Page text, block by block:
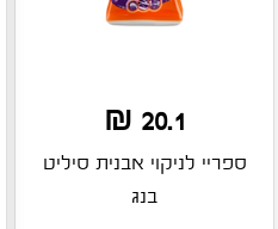
20.1 ₪
ספריי לניקוי אבנית סיליט
בנג